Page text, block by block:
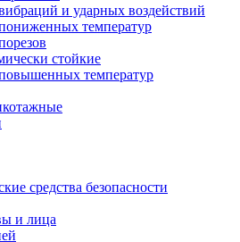
и ударных воздействий
температур
стойкие
температур
средства безопасности
и лица